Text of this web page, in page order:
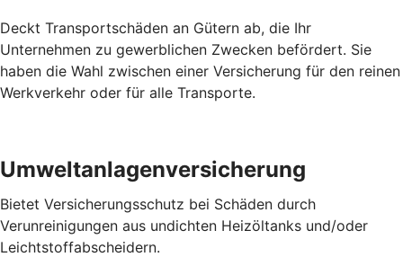
Deckt Transportschäden an Gütern ab, die Ihr
Unternehmen zu gewerblichen Zwecken befördert. Sie
haben die Wahl zwischen einer Versicherung für den reinen
Werkverkehr oder für alle Transporte.
Umweltanlagenversicherung
Bietet Versicherungsschutz bei Schäden durch
Verunreinigungen aus undichten Heizöltanks und/oder
Leichtstoffabscheidern.